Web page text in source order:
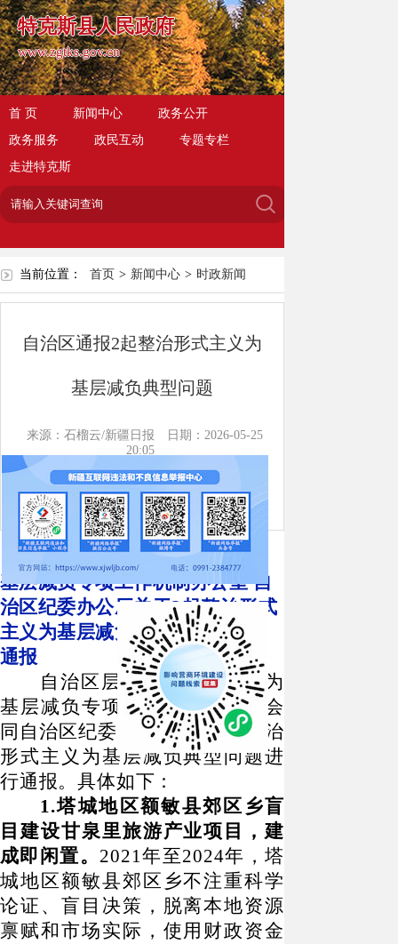
特克斯县人民政府
www.zgtks.gov.cn
首 页 新闻中心
政务公开
政务服务
政民互动
专题专栏
走进特克斯
当前位置： 首页 > 新闻中心 > 时政新闻
自治区通报2起整治形式主义为
基层减负典型问题
来源：石榴云/新疆日报
日期：2026-05-25
20:05
自治区层面整治形式主义为
基层减负专项工作机制办公室 自
治区纪委办公厅关于2起整治形式
主义为基层减负典型问题的情况
通报
自治区层面整治形式主义为
基层减负专项工作机制办公室会
同自治区纪委办公厅，对2起整治
形式主义为基层减负典型问题进
行通报。具体如下：
1.塔城地区额敏县郊区乡盲
目建设甘泉里旅游产业项目，建
成即闲置。 2021年至2024年，塔
城地区额敏县郊区乡不注重科学
论证、盲目决策，脱离本地资源
禀赋和市场实际，使用财政资金